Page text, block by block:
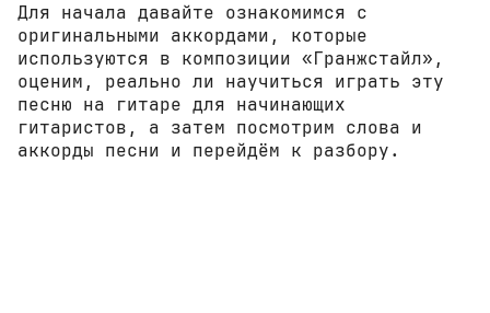
Для начала давайте ознакомимся с
оригинальными аккордами, которые
используются в композиции «Гранжстайл»,
оценим, реально ли научиться играть эту
песню на гитаре для начинающих
гитаристов, а затем посмотрим слова и
аккорды песни и перейдём к разбору.